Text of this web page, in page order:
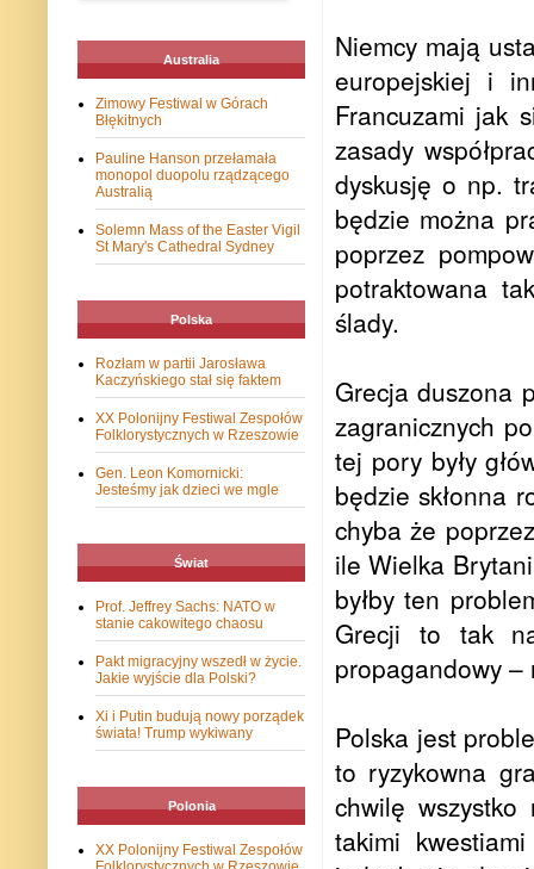
Niemcy mają
europejskiej i
Francuzami jak
zasady
dyskusję o np.
będzie można
poprzez
potraktowana
ślady.
Grecja duszona
zagranicznych
tej pory były
będzie skłonna
chyba że
ile Wielka
byłby ten
Grecji to tak
propagandowy –
Polska jest
to ryzykowna
chwilę
takimi
Australia
Zimowy Festiwal w Górach
Błękitnych
Pauline Hanson przełamała
monopol duopolu rządzącego
Australią
Solemn Mass of the Easter Vigil
St Mary's Cathedral Sydney
Polska
Rozłam w partii Jarosława
Kaczyńskiego stał się faktem
XX Polonijny Festiwal Zespołów
Folklorystycznych w Rzeszowie
Gen. Leon Komornicki:
Jesteśmy jak dzieci we mgle
Świat
Prof. Jeffrey Sachs: NATO w
stanie cakowitego chaosu
Pakt migracyjny wszedł w życie.
Jakie wyjście dla Polski?
Xi i Putin budują nowy porządek
świata! Trump wykiwany
Polonia
XX Polonijny Festiwal Zespołów